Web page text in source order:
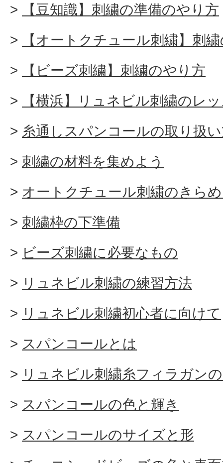
【豆知識】刺繍の準備のやり方
【オートクチュール刺繍】刺
【ビーズ刺繍】刺繍のやり方
【横浜】リュネビル刺繍のレ
糸通しスパンコールの取り扱
刺繍の材料を集めよう
オートクチュール刺繍のきら
刺繍枠の下準備
ビーズ刺繍に必要なもの
リュネビル刺繍の練習方法
リュネビル刺繍初心者に向けて
スパンコールとは
リュネビル刺繍糸フィラガン
スパンコールの色と輝き
スパンコールのサイズと形